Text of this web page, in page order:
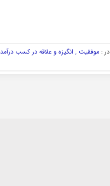
:موفقیت , انگیزه و علاقه در کسب درآمد